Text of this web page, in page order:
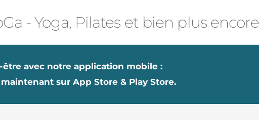
- Yoga, Pilates et bien plus encore
avec notre application mobile :
sur App Store & Play Store.